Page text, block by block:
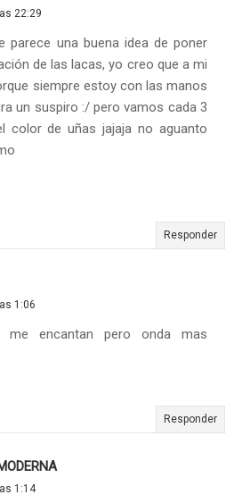
22:29
parece una buena idea de poner
de las lacas, yo creo que a mi
siempre estoy con las manos
un suspiro :/ pero vamos cada 3
color de uñas jajaja no aguanto
Responder
1:06
encantan pero onda mas
Responder
1:14